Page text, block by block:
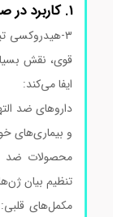
۳-هیدروکسی
قوی، نقش بسیار
ایفا می‌کند:
داروهای ضد
و بیماری‌های
محصولات ضد
تنظیم بیان
مکمل‌های قلبی: